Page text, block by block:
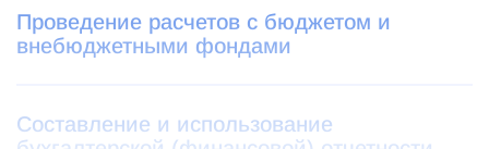
Проведение расчетов с бюджетом и
внебюджетными фондами
Составление и использование